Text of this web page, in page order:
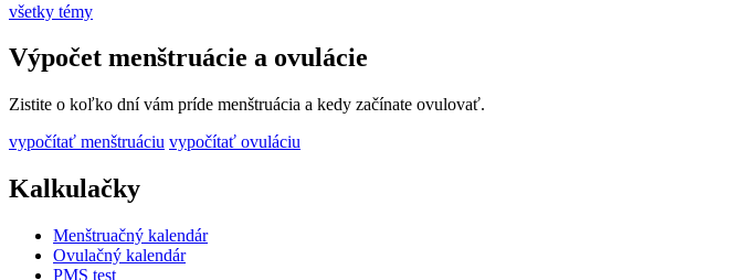
všetky témy
Výpočet menštruácie a ovulácie
Zistite o koľko dní vám príde menštruácia a kedy začínate ovulovať.
vypočítať menštruáciu vypočítať ovuláciu
Kalkulačky
Menštruačný kalendár
Ovulačný kalendár
PMS test